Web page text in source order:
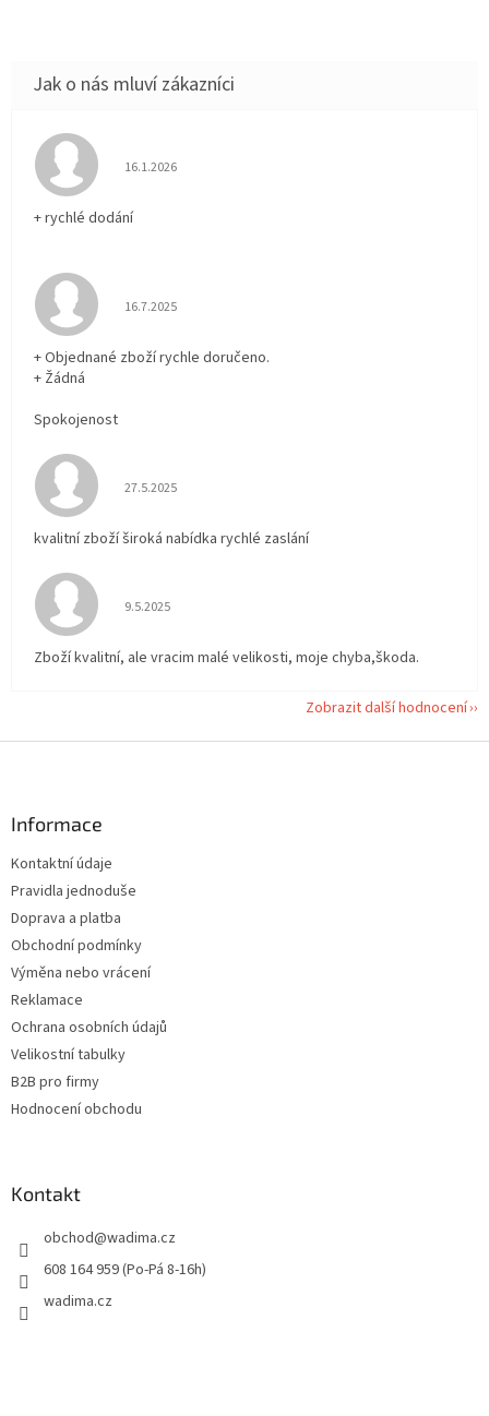
Hodnocení obchodu je 5 z 5 hvězdiček.
16.1.2026
+ rychlé dodání
Hodnocení obchodu je 5 z 5 hvězdiček.
16.7.2025
+ Objednané zboží rychle doručeno.
+ Žádná
Spokojenost
Hodnocení obchodu je 5 z 5 hvězdiček.
27.5.2025
kvalitní zboží široká nabídka rychlé zaslání
Hodnocení obchodu je 5 z 5 hvězdiček.
9.5.2025
Zboží kvalitní, ale vracim malé velikosti, moje chyba,škoda.
Zobrazit další hodnocení
Informace
Kontaktní údaje
Pravidla jednoduše
Doprava a platba
Obchodní podmínky
Výměna nebo vrácení
Reklamace
Ochrana osobních údajů
Velikostní tabulky
B2B pro firmy
Hodnocení obchodu
Kontakt
obchod@wadima.cz
608 164 959 (Po-Pá 8-16h)
wadima.cz